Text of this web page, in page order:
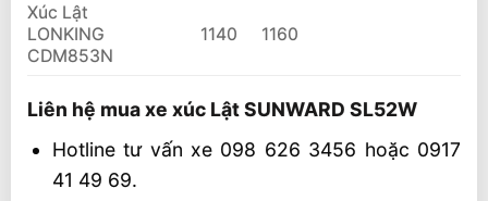
Xúc Lật
LONKING
CDM853N
1140 1160
Liên hệ mua xe xúc Lật SUNWARD SL52W
Hotline tư vấn xe 098 626 3456 hoặc 0917
41 49 69.